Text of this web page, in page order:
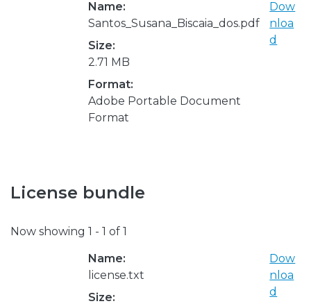
Name:
Santos_Susana_Biscaia_dos.pdf
Size:
2.71 MB
Format:
Adobe Portable Document
Format
Dow
nloa
d
License bundle
Now showing 1 - 1 of 1
Name:
license.txt
Size:
Dow
nloa
d